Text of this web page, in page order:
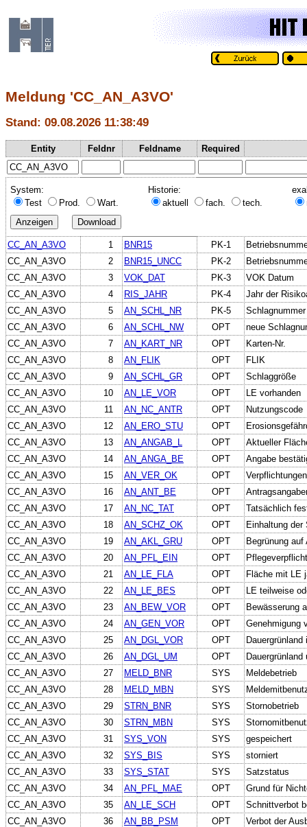
Meldung 'CC_AN_A3VO'
Stand: 09.08.2026 11:38:49
Entity Feldnr Feldname Required
System:
Test
Prod. Wart.
Historie:
aktuell
fach. tech.
CC_AN_A3VO 1 BNR15 PK-1
CC_AN_A3VO
2 BNR15_UNCC PK-2
CC_AN_A3VO
3 VOK_DAT PK-3
VOK Datum
CC_AN_A3VO
4 RIS_JAHR PK-4
Jahr der
CC_AN_A3VO
5 AN_SCHL_NR PK-5
Schlagnummer
CC_AN_A3VO
6 AN_SCHL_NW OPT
neue
CC_AN_A3VO
7 AN_KART_NR OPT
Karten-Nr.
CC_AN_A3VO
8 AN_FLIK OPT
FLIK
CC_AN_A3VO
9 AN_SCHL_GR OPT
Schlaggröße
CC_AN_A3VO
10 AN_LE_VOR OPT
LE vorhanden
CC_AN_A3VO
11 AN_NC_ANTR OPT
Nutzungscode
CC_AN_A3VO
12 AN_ERO_STU OPT
CC_AN_A3VO
13 AN_ANGAB_L OPT
Aktueller
CC_AN_A3VO
14 AN_ANGA_BE OPT
Angabe
CC_AN_A3VO
15 AN_VER_OK OPT
CC_AN_A3VO
16 AN_ANT_BE OPT
CC_AN_A3VO
17 AN_NC_TAT OPT
Tatsächlich
CC_AN_A3VO
18 AN_SCHZ_OK OPT
Einhaltung der
CC_AN_A3VO
19 AN_AKL_GRU OPT
Begrünung
CC_AN_A3VO
20 AN_PFL_EIN OPT
CC_AN_A3VO
21 AN_LE_FLA OPT
Fläche mit LE
CC_AN_A3VO
22 AN_LE_BES OPT
LE teilweise
CC_AN_A3VO
23 AN_BEW_VOR OPT
Bewässerung
CC_AN_A3VO
24 AN_GEN_VOR OPT
Genehmigung
CC_AN_A3VO
25 AN_DGL_VOR OPT
CC_AN_A3VO
26 AN_DGL_UM OPT
CC_AN_A3VO
27 MELD_BNR SYS
Meldebetrieb
CC_AN_A3VO
28 MELD_MBN SYS
CC_AN_A3VO
29 STRN_BNR SYS
Stornobetrieb
CC_AN_A3VO
30 STRN_MBN SYS
CC_AN_A3VO
31 SYS_VON SYS
gespeichert
CC_AN_A3VO
32 SYS_BIS SYS
storniert
CC_AN_A3VO
33 SYS_STAT SYS
Satzstatus
CC_AN_A3VO
34 AN_PFL_MAE OPT
Grund für
CC_AN_A3VO
35 AN_LE_SCH OPT
Schnittverbot
CC_AN_A3VO
36 AN_BB_PSM OPT
Verbot der